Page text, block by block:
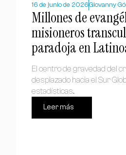
16 de junio de 2026Giovanny
Millones de
misioneros
paradoja en
El centro de gravedad del
desplazado hacia el Sur
estadísticas...
Leer más